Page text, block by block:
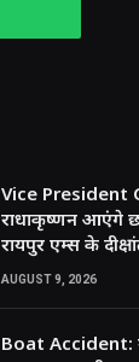
Vice President
राधाकृष्णन आएंगे
रायपुर एम्स के
AUGUST 9, 2026
Boat Accident: